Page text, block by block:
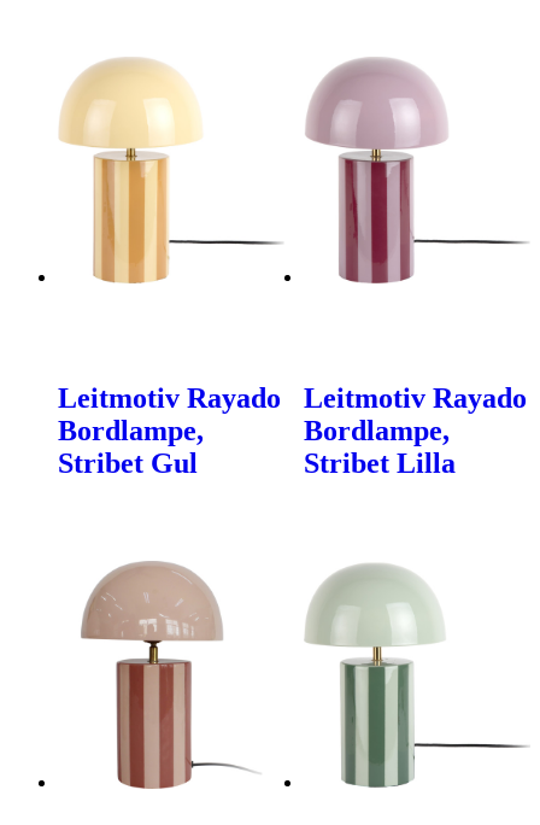
Leitmotiv Rayado
Bordlampe,
Stribet Gul
Leitmotiv Rayado
Bordlampe,
Stribet Lilla